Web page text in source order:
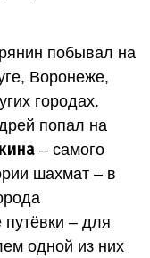
побывал на
Воронеже,
городах.
попал на
– самого
шахмат – в
– для
одной из них